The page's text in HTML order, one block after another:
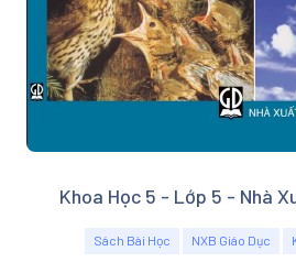
Khoa Học 5 - Lớp 5 - Nhà
Sách Bài Học NXB Giáo Dục